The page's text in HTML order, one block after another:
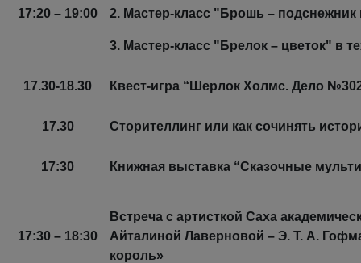
17:20 – 19:00 2. Мастер-класс "Брошь –
3. Мастер-класс "Брелок – цветок" в
17.30-18.30 Квест-игра “Шерлок Холмс. Дело
17.30 Сторителлинг или как сочинять
17:30 Книжная выставка “Сказочные
17:30 – 18:30
Встреча с артисткой Саха
Айталиной Лаверновой – Э. Т. А.
король»